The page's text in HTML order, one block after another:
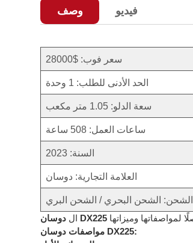
وصف فيديو
سعر فوب: $28000
الحد الأدنى للطلب: 1 وحدة
سعة الدلو: 1.05 متر مكعب
ساعات العمل: 508 ساعة
السنة: 2023
العلامة التجارية: دوسان
الشحن: الشحن البحري / الشحن البري
ال دوسان DX225
مواصفات دوسان DX225: